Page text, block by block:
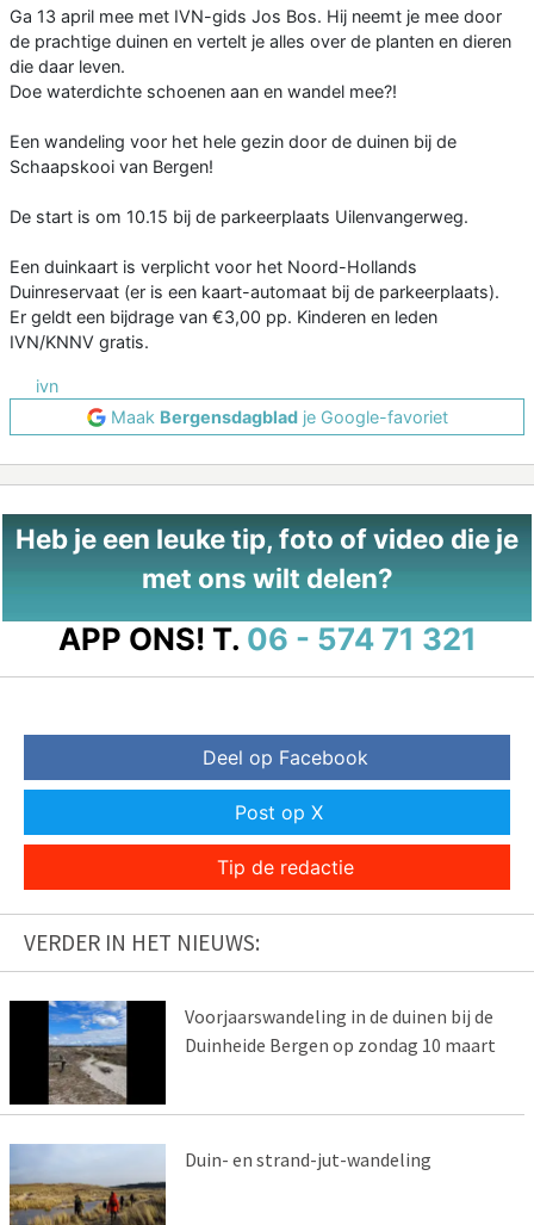
Ga 13 april mee met IVN-gids Jos Bos. Hij neemt je mee door
de prachtige duinen en vertelt je alles over de planten en dieren
die daar leven.
Doe waterdichte schoenen aan en wandel mee?!
Een wandeling voor het hele gezin door de duinen bij de
Schaapskooi van Bergen!
De start is om 10.15 bij de parkeerplaats Uilenvangerweg.
Een duinkaart is verplicht voor het Noord-Hollands
Duinreservaat (er is een kaart-automaat bij de parkeerplaats).
Er geldt een bijdrage van €3,00 pp. Kinderen en leden
IVN/KNNV gratis.
ivn
Maak Bergensdagbladje Google-favoriet
Heb je een leuke tip, foto of video die je
met ons wilt delen?
APP ONS! T. 06 - 574 71 321
Deel op Facebook
Post op X
Tip de redactie
VERDER IN HET NIEUWS:
Voorjaarswandeling in de duinen bij de
Duinheide Bergen op zondag 10 maart
Duin- en strand-jut-wandeling